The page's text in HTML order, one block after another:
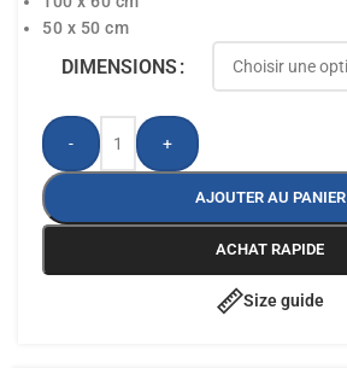
50 x 50 cm
DIMENSIONS
- +
AJOUTER AU PANIER
ACHAT RAPIDE
Size guide